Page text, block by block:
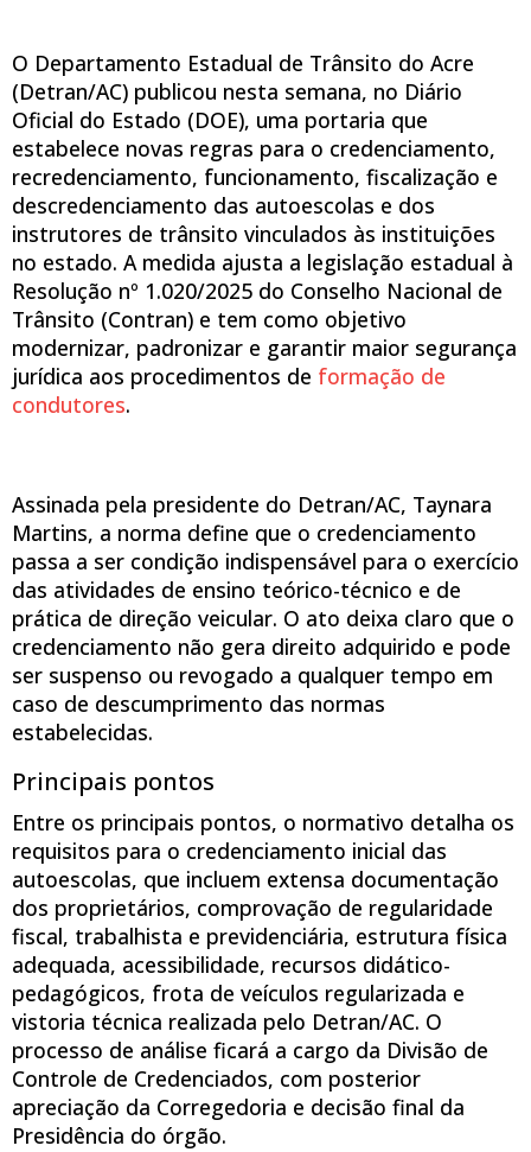
O Departamento Estadual de Trânsito do Acre
(Detran/AC) publicou nesta semana, no Diário
Oficial do Estado (DOE), uma portaria que
estabelece novas regras para o credenciamento,
recredenciamento, funcionamento, fiscalização e
descredenciamento das autoescolas e dos
instrutores de trânsito vinculados às instituições
no estado. A medida ajusta a legislação estadual à
Resolução nº 1.020/2025 do Conselho Nacional de
Trânsito (Contran) e tem como objetivo
modernizar, padronizar e garantir maior segurança
jurídica aos procedimentos de formação de
condutores.
Assinada pela presidente do Detran/AC, Taynara
Martins, a norma define que o credenciamento
passa a ser condição indispensável para o exercício
das atividades de ensino teórico-técnico e de
prática de direção veicular. O ato deixa claro que o
credenciamento não gera direito adquirido e pode
ser suspenso ou revogado a qualquer tempo em
caso de descumprimento das normas
estabelecidas.
Principais pontos
Entre os principais pontos, o normativo detalha os
requisitos para o credenciamento inicial das
autoescolas, que incluem extensa documentação
dos proprietários, comprovação de regularidade
fiscal, trabalhista e previdenciária, estrutura física
adequada, acessibilidade, recursos didático-
pedagógicos, frota de veículos regularizada e
vistoria técnica realizada pelo Detran/AC. O
processo de análise ficará a cargo da Divisão de
Controle de Credenciados, com posterior
apreciação da Corregedoria e decisão final da
Presidência do órgão.